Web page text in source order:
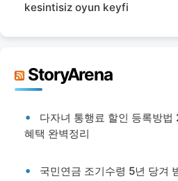
kesintisiz oyun keyfi
StoryArena
다자녀 통행료 할인 등록방
혜택 완벽정리
국민연금 조기수령 5년 당겨